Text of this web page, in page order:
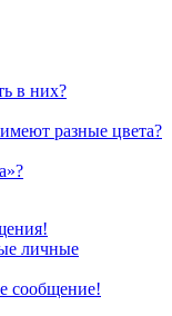
в них?
разные цвета?
личные
сообщение!